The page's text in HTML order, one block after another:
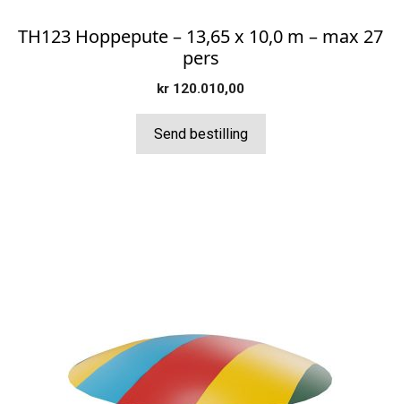
TH123 Hoppepute – 13,65 x 10,0 m – max 27
pers
kr 120.010,00
Send bestilling